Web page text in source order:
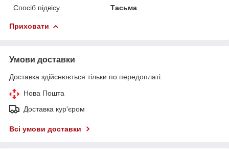
Спосіб підвісу
Тасьма
Приховати
Умови доставки
Доставка здійснюється тільки по передоплаті.
Нова Пошта
Доставка кур'єром
Всі умови доставки